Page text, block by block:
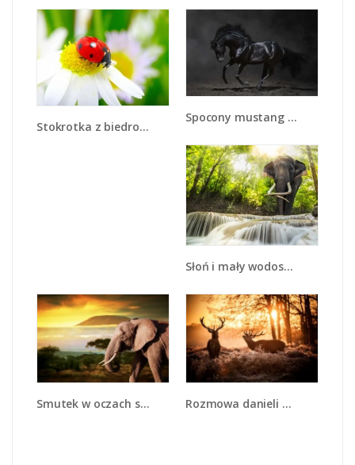
Stokrotka z biedroneczką - Z015
Spocony mustang nocą - Z215
Słoń i mały wodospad - Z305
Smutek w oczach słonia - Z275 Rozmowa danieli w lesie - Z225